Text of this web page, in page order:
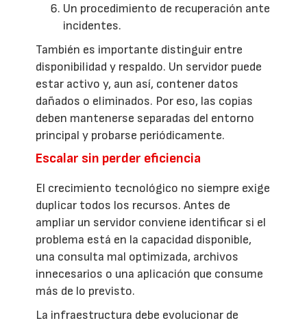
Un procedimiento de recuperación ante
incidentes.
También es importante distinguir entre
disponibilidad y respaldo. Un servidor puede
estar activo y, aun así, contener datos
dañados o eliminados. Por eso, las copias
deben mantenerse separadas del entorno
principal y probarse periódicamente.
Escalar sin perder eficiencia
El crecimiento tecnológico no siempre exige
duplicar todos los recursos. Antes de
ampliar un servidor conviene identificar si el
problema está en la capacidad disponible,
una consulta mal optimizada, archivos
innecesarios o una aplicación que consume
más de lo previsto.
La infraestructura debe evolucionar de